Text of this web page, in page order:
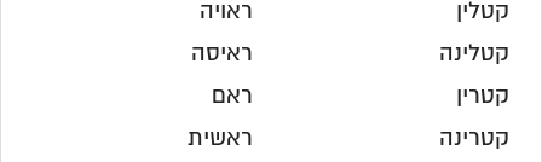
קטלין
קטלינה
קטרין
קטרינה
ראויה
ראיסה
ראם
ראשית